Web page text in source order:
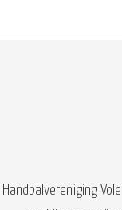
Handbalvereniging